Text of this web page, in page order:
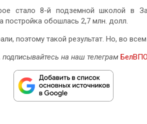
стало 8-й подземной школой в
постройка обошлась 2,7 млн. долл.
поэтому такой результат. Но, во
на наш телеграм БелВПО